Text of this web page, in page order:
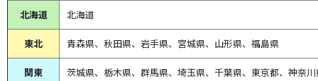
北海道 北海道
東北 青森県、 秋田県、 岩手県、宮城県、山形県、福島県
関東 茨城県、栃木県、群馬県、埼玉県、千葉県、東京都、神奈